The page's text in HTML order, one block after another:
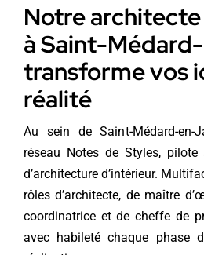
Notre
à Saint-
transforme vos
réalité
Au sein de Saint-Médard-en-
réseau Notes de Styles,
d’architecture d’intérieur.
rôles d’architecte, de maître
coordinatrice et de cheffe de
avec habileté chaque phase